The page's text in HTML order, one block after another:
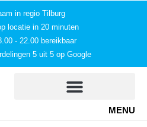
in regio Tilburg
locatie in 20 minuten
- 22.00 bereikbaar
5 uit 5 op Google
MENU